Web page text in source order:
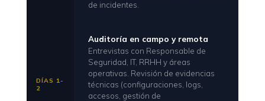
de incidentes.
DÍAS 1-
2
Auditoría en campo y remota
Entrevistas con Responsable de
Seguridad, IT, RRHH y áreas
operativas. Revisión de evidencias
técnicas (configuraciones, logs,
accesos, gestión de